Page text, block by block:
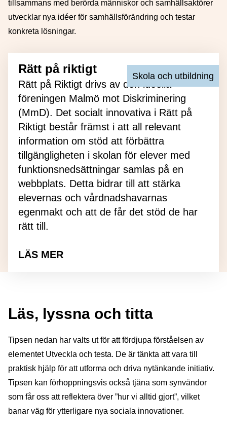
tillsammans med berörda människor och samhällsaktörer
utvecklar nya idéer för samhällsförändring och testar
konkreta lösningar.
Primärt ämnesområde
Skola och utbildning
Rätt på riktigt
Rätt på Riktigt drivs av den ideella
föreningen Malmö mot Diskriminering
(MmD). Det socialt innovativa i Rätt på
Riktigt består främst i att all relevant
information om stöd att förbättra
tillgängligheten i skolan för elever med
funktionsnedsättningar samlas på en
webbplats. Detta bidrar till att stärka
elevernas och vårdnadshavarnas
egenmakt och att de får det stöd de har
rätt till.
LÄS MER
om Rätt på riktigt
Läs, lyssna och titta
Tipsen nedan har valts ut för att fördjupa förståelsen av
elementet Utveckla och testa. De är tänkta att vara till
praktisk hjälp för att utforma och driva nytänkande initiativ.
Tipsen kan förhoppningsvis också tjäna som synvändor
som får oss att reflektera över ”hur vi alltid gjort”, vilket
banar väg för ytterligare nya sociala innovationer.